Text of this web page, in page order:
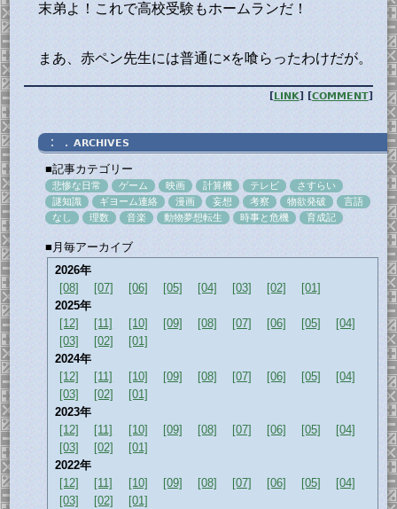
末弟よ！これで高校受験もホームランだ！
まあ、赤ペン先生には普通に×を喰らったわけだが。
[LINK] [COMMENT]
：．ARCHIVES
■記事カテゴリー
悲惨な日常 ゲーム 映画 計算機 テレビ
さすらい
謎知識
ギヨーム連絡 漫画 妄想 考察 物欲発破
言語
なし
理数 音楽 動物夢想転生 時事と危機 育成記
■月毎アーカイブ
2026年
[08]
[07] [06] [05] [04] [03] [02]
[01]
2025年
[12]
[11] [10] [09] [08] [07] [06] [05]
[04]
[03]
[02]
[01]
2024年
[12]
[11] [10] [09] [08] [07] [06] [05]
[04]
[03]
[02]
[01]
2023年
[12]
[11] [10] [09] [08] [07] [06] [05]
[04]
[03]
[02]
[01]
2022年
[12]
[11] [10] [09] [08] [07] [06] [05]
[04]
[03]
[02]
[01]